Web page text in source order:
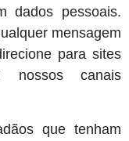
dados pessoais.
mensagem
para sites
nossos canais
que tenham